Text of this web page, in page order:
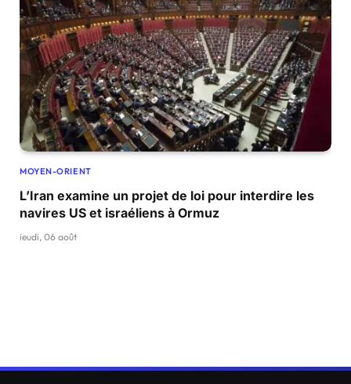
MOYEN-ORIENT
L’Iran examine un projet de loi pour interdire les
navires US et israéliens à Ormuz
jeudi, 06 août